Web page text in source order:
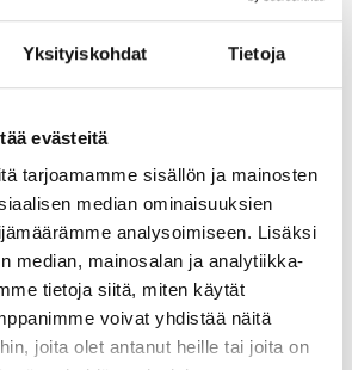
Yksityiskohdat Tietoja
evästeitä
tarjoamamme sisällön ja mainosten
median ominaisuuksien
analysoimiseen. Lisäksi
median, mainosalan ja analytiikka-
tietoja siitä, miten käytät
voivat yhdistää näitä
joita olet antanut heille tai joita on
Ei ennalta määriteltyä
kestävä pinnoite (2016 h kesto
ISO 9227 mukaan, jonka perusteella
very high“ DIN EN ISO 12944-6:2018-
ulkotiloihin käyttökohderajoitukset